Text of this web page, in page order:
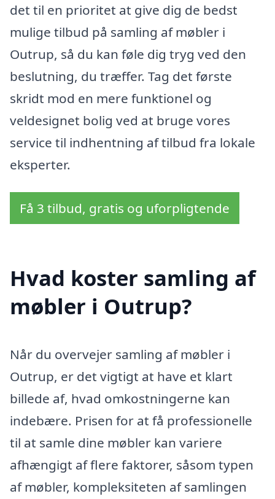
det til en prioritet at give dig de bedst
mulige tilbud på samling af møbler i
Outrup, så du kan føle dig tryg ved den
beslutning, du træffer. Tag det første
skridt mod en mere funktionel og
veldesignet bolig ved at bruge vores
service til indhentning af tilbud fra lokale
eksperter.
Få 3 tilbud, gratis og uforpligtende
Hvad koster samling af
møbler i Outrup?
Når du overvejer samling af møbler i
Outrup, er det vigtigt at have et klart
billede af, hvad omkostningerne kan
indebære. Prisen for at få professionelle
til at samle dine møbler kan variere
afhængigt af flere faktorer, såsom typen
af møbler, kompleksiteten af samlingen